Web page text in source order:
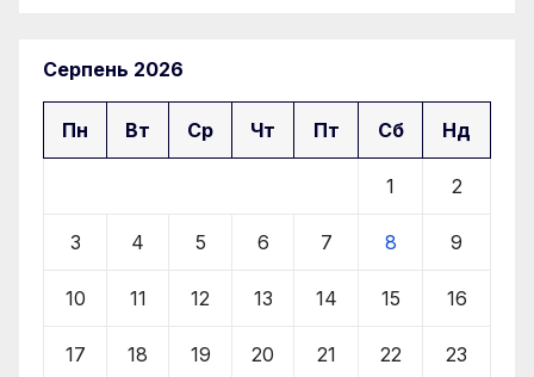
Серпень 2026
Пн Вт Ср Чт Пт Сб Нд
1 2
3 4 5 6 7 8 9
10 11 12 13 14 15 16
17 18 19 20 21 22 23